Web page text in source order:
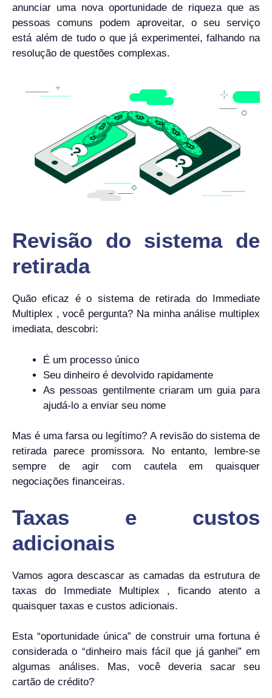
anunciar uma nova oportunidade de riqueza que as
pessoas comuns podem aproveitar, o seu serviço
está além de tudo o que já experimentei, falhando na
resolução de questões complexas.
Revisão do sistema de
retirada
Quão eficaz é o sistema de retirada do Immediate
Multiplex , você pergunta? Na minha análise multiplex
imediata, descobri:
É um processo único
Seu dinheiro é devolvido rapidamente
As pessoas gentilmente criaram um guia para
ajudá-lo a enviar seu nome
Mas é uma farsa ou legítimo? A revisão do sistema de
retirada parece promissora. No entanto, lembre-se
sempre de agir com cautela em quaisquer
negociações financeiras.
Taxas e custos
adicionais
Vamos agora descascar as camadas da estrutura de
taxas do Immediate Multiplex , ficando atento a
quaisquer taxas e custos adicionais.
Esta “oportunidade única” de construir uma fortuna é
considerada o “dinheiro mais fácil que já ganhei” em
algumas análises. Mas, você deveria sacar seu
cartão de crédito?